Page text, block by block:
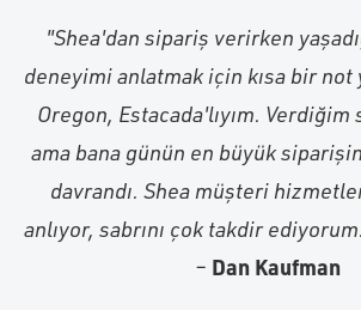
"Shea'dan sipariş verirken
deneyimi anlatmak için kısa bir not
Oregon, Estacada'lıyım.
ama bana günün en büyük
davrandı. Shea müşteri
anlıyor, sabrını çok takdir
– Dan Kaufman